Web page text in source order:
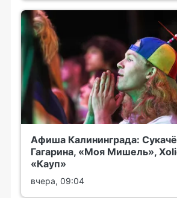
Афиша Калининграда:
Гагарина, «Моя Мишель»,
«Кауп»
вчера, 09:04